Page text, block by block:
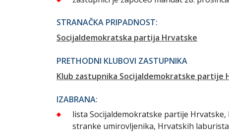
STRANAČKA PRIPADNOST:
Socijaldemokratska partija Hrvatske
PRETHODNI KLUBOVI ZASTUPNIKA
Klub zastupnika Socijaldemokratske partije
IZABRANA:
lista Socijaldemokratske partije
stranke umirovljenika, Hrvatskih